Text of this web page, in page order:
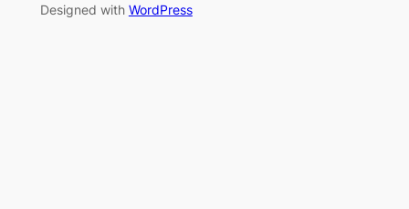
Designed with WordPress